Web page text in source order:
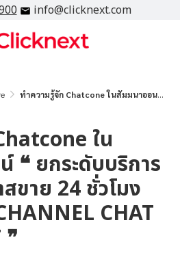
info@clicknext.com
ทำความรู้จัก Chatcone ในสัมมนาออนไลน์ ❝ ยกระดับบริการแชท เพิ่มโอกาสขาย 24 ชั่วโมง ด้วย OMNI-CHANNEL CHAT & CHATBOT ❞
ใน
❝ ยกระดับบริการ
ขาย 24 ชั่วโมง
CHAT